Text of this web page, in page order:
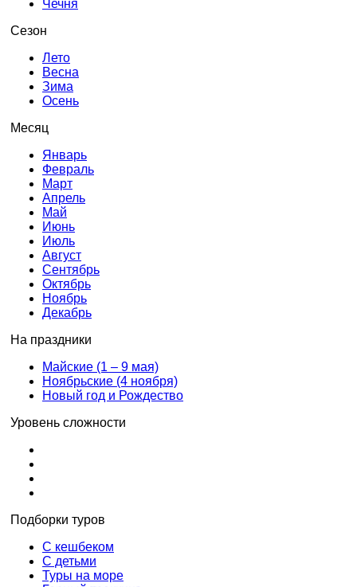
Чечня
Сезон
Лето
Весна
Зима
Осень
Месяц
Январь
Февраль
Март
Апрель
Май
Июнь
Июль
Август
Сентябрь
Октябрь
Ноябрь
Декабрь
На праздники
Майские (1 – 9 мая)
Ноябрьские (4 ноября)
Новый год и Рождество
Уровень сложности
Подборки туров
С кешбеком
С детьми
Туры на море